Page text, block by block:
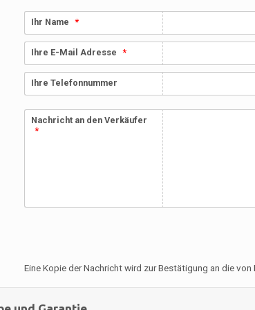
Ihr Name
Ihre E-Mail Adresse
Ihre Telefonnummer
Nachricht an den Verkäufer
Eine Kopie der Nachricht wird zur Bestätigung an die